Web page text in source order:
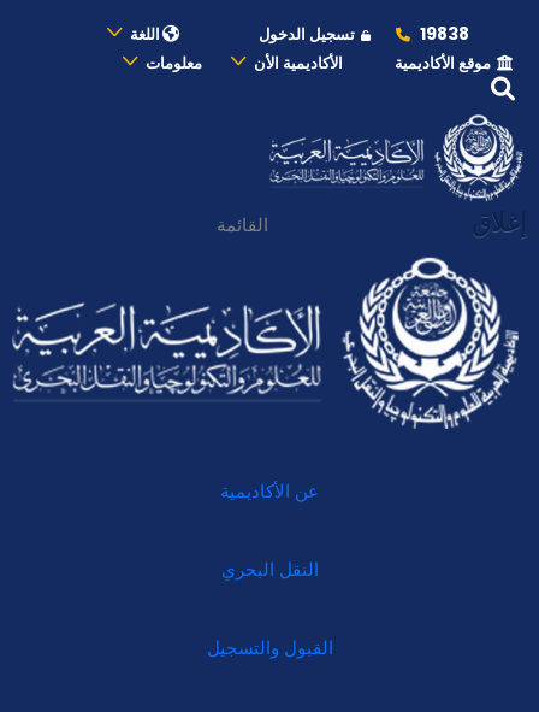
19838 تسجيل الدخول
اللغة
موقع الأكاديمية
الأكاديمية الأن معلومات
إغلاق القائمة
عن الأكاديمية
النقل البحري
القبول والتسجيل